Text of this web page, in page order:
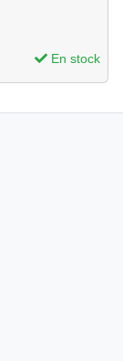
En stock